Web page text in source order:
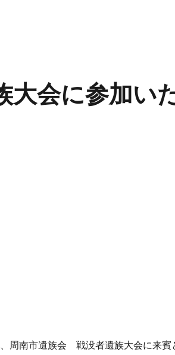
会に参加い
周南市遺族会 戦没者遺族大会に来賓